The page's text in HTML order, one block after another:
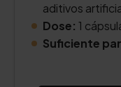
aditivos
Dose: 1
Suficiente